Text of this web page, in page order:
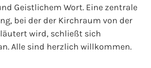
Geistlichem Wort. Eine zentrale
bei der der Kirchraum von der
wird, schließt sich
Alle sind herzlich willkommen.